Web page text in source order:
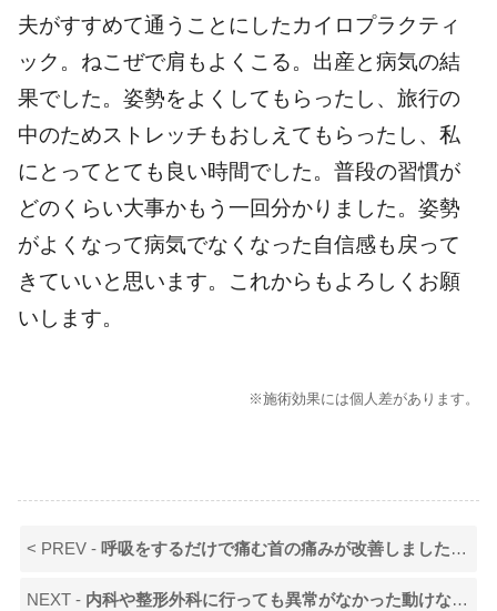
夫がすすめて通うことにしたカイロプラクティ
ック。ねこぜで肩もよくこる。出産と病気の結
果でした。姿勢をよくしてもらったし、旅行の
中のためストレッチもおしえてもらったし、私
にとってとても良い時間でした。普段の習慣が
どのくらい大事かもう一回分かりました。姿勢
がよくなって病気でなくなった自信感も戻って
きていいと思います。これからもよろしくお願
いします。
※施術効果には個人差があります。
< PREV - 呼吸をするだけで痛む首の痛みが改善しました。とても信頼できます！
NEXT - 内科や整形外科に行っても異常がなかった動けないほどの痛みがなくなりました！